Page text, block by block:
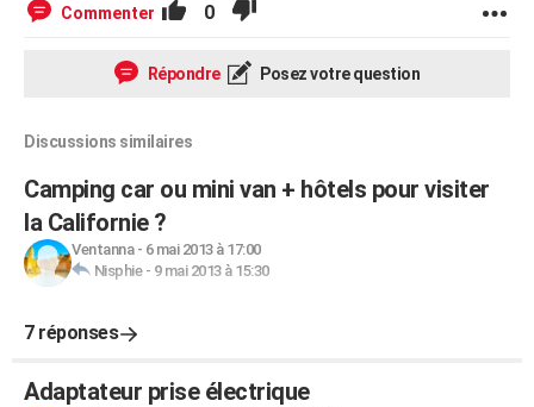
Commenter 0
Répondre Posez votre question
Discussions similaires
Camping car ou mini van + hôtels pour visiter
la Californie ?
Ventanna- 6 mai 2013 à 17:00
Nisphie- 9 mai 2013 à 15:30
7 réponses
Adaptateur prise électrique